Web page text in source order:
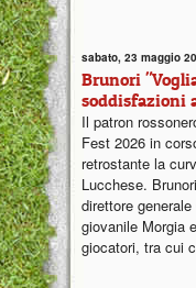
sabato, 23 maggio
Brunori
soddisfazioni
Il patron
Fest 2026 in
retrostante la
Lucchese.
direttore
giovanile Morgia
giocatori, tra cui